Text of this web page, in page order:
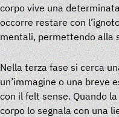
corpo vive una
occorre restare con
mentali, permettendo alla
Nella terza fase si cerca
un’immagine o una breve
con il felt sense. Quando
corpo lo segnala con una